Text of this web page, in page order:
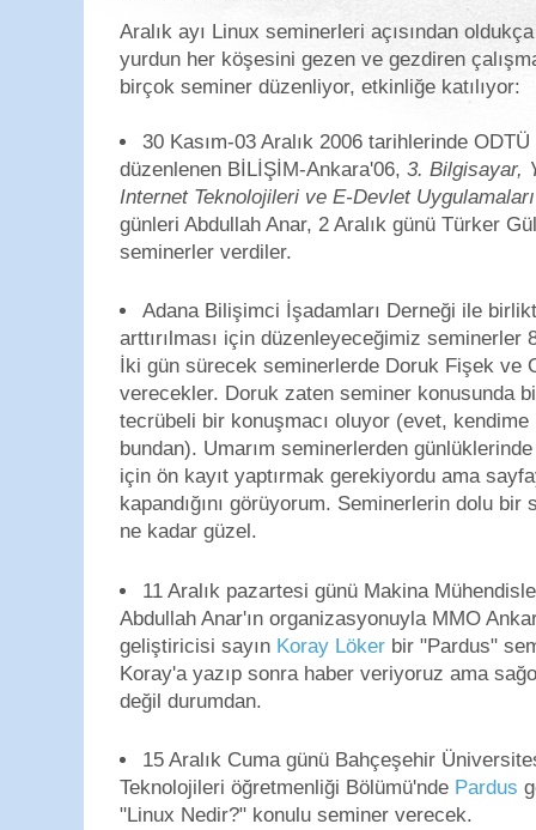
Aralık ayı Linux seminerleri açısından
yurdun her köşesini gezen ve gezdiren
birçok seminer düzenliyor, etkinliğe katılıyor:
30 Kasım-03 Aralık 2006 tarihlerinde
düzenlenen BİLİŞİM-Ankara'06, 3. Bilgisayar,
Internet Teknolojileri ve E-Devlet Uygulamaları
günleri Abdullah Anar, 2 Aralık günü Türker
seminerler verdiler.
Adana Bilişimci İşadamları Derneği ile
arttırılması için düzenleyeceğimiz seminerler
İki gün sürecek seminerlerde Doruk Fişek ve
verecekler. Doruk zaten seminer konusunda
tecrübeli bir konuşmacı oluyor (evet, kendime
bundan). Umarım seminerlerden
için ön kayıt yaptırmak gerekiyordu ama
kapandığını görüyorum. Seminerlerin dolu bir
ne kadar güzel.
11 Aralık pazartesi günü Makina
Abdullah Anar'ın organizasyonuyla MMO
geliştiricisi sayın Koray Löker bir "Pardus"
Koray'a yazıp sonra haber veriyoruz ama
değil durumdan.
15 Aralık Cuma günü Bahçeşehir
Teknolojileri öğretmenliği Bölümü'nde Pardus
"Linux Nedir?" konulu seminer verecek.